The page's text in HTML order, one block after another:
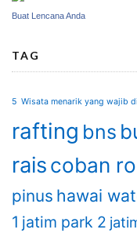
Buat Lencana Anda
TAG
5 Wisata menarik yang wajib
rafting bns
raiscoban
pinus hawai
1 jatim park 2